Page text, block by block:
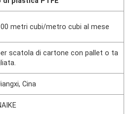
metri cubi/metro cubi al mese
scatola di cartone con pallet o ta
Cina